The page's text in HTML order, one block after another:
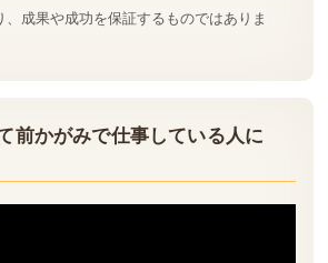
成果や成功を保証するものではありま
前かがみで仕事している人に